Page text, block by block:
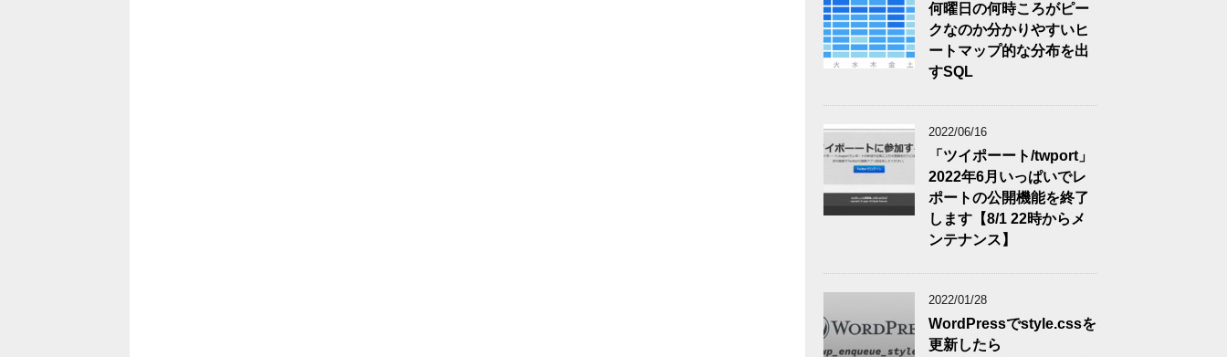
何曜日の何時ころがピー
クなのか分かりやすいヒ
ートマップ的な分布を出
すSQL
2022/06/16
「ツイポーート/twport」
2022年6月いっぱいでレ
ポートの公開機能を終了
します【8/1 22時からメ
ンテナンス】
2022/01/28
WordPressでstyle.cssを
更新したら